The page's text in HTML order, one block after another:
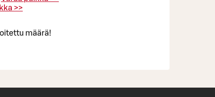
>>
määrä!